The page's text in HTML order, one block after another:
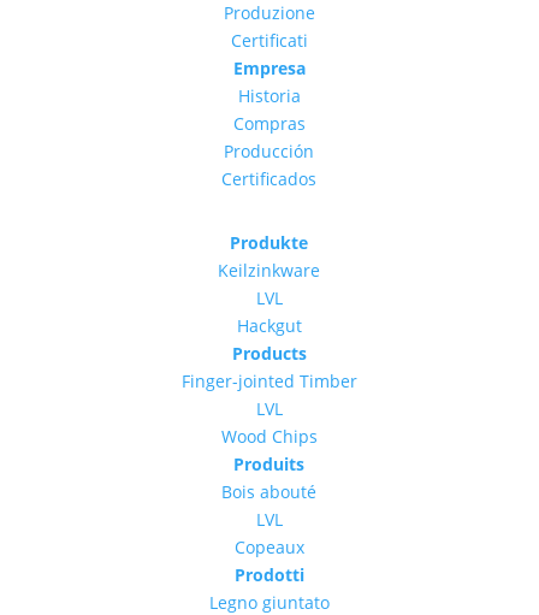
Produzione
Certificati
Empresa
Historia
Compras
Producción
Certificados
Produkte
Keilzinkware
LVL
Hackgut
Products
Finger-jointed Timber
LVL
Wood Chips
Produits
Bois abouté
LVL
Copeaux
Prodotti
Legno giuntato